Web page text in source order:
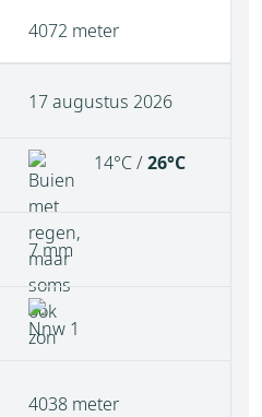
4072 meter
17 augustus 2026
14°C /26°C
7 mm
4038 meter